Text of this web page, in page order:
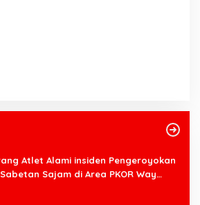
Atlet Alami insiden Pengeroyokan
Sajam di Area PKOR Way